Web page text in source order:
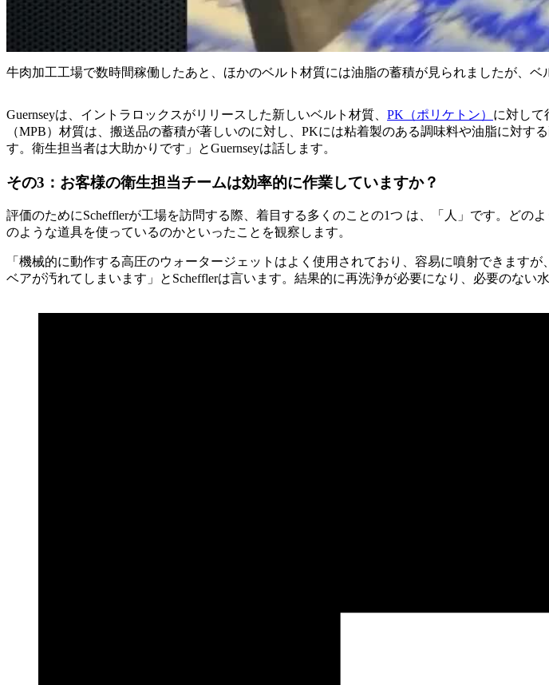
牛肉加工工場で数時間稼働したあと、ほかのベルト材質には油脂の蓄積が見られましたが、
Guernseyは、イントラロックスがリリースした新しいベルト材質、 PK（ポリケトン） に対して
（MPB）材質は、搬送品の蓄積が著しいのに対し、PKには粘着製のある調味料や油脂に対
す。衛生担当者は大助かりです」とGuernseyは話します。
その3：お客様の衛生担当チームは効率的に作業していますか？
評価のためにSchefflerが工場を訪問する際、着目する多くのことの1つ は、「人」です。ど
のような道具を使っているのかといったことを観察します。
「機械的に動作する高圧のウォータージェットはよく使用されており、容易に噴射できます
ベアが汚れてしまいます」とSchefflerは言います。結果的に再洗浄が必要になり、必要のない